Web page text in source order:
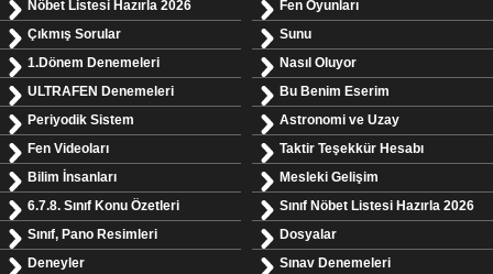
Nöbet Listesi Hazırla 2026
Çıkmış Sorular
1.Dönem Denemeleri
ULTRAFEN Denemeleri
Periyodik Sistem
Fen Videoları
Bilim İnsanları
6.7.8. Sınıf Konu Özetleri
Sınıf, Pano Resimleri
Deneyler
Fen Oyunları
Sunu
Nasıl Oluyor
Bu Benim Eserim
Astronomi ve Uzay
Taktir Teşekkür Hesabı
Mesleki Gelişim
Sınıf Nöbet Listesi Hazırla 2026
Dosyalar
Sınav Denemeleri